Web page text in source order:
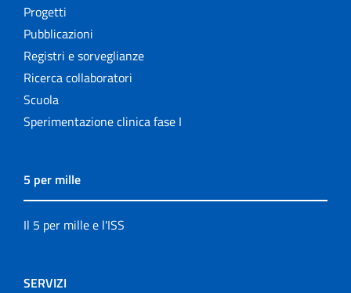
Progetti
Pubblicazioni
Registri e sorveglianze
Ricerca collaboratori
Scuola
Sperimentazione clinica fase I
5 per mille
Il 5 per mille e l'ISS
SERVIZI